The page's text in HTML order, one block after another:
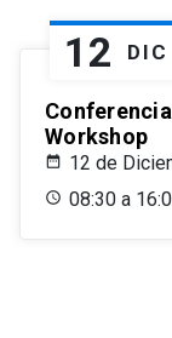
12 DIC
Workshop
12 de
08:30 a